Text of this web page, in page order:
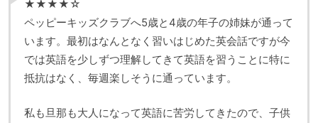
★★★★☆
ペッピーキッズクラブへ5歳と4歳の年子の姉妹が通って
います。最初はなんとなく習いはじめた英会話ですが今
では英語を少しずつ理解してきて英語を習うことに特に
抵抗はなく、毎週楽しそうに通っています。
私も旦那も大人になって英語に苦労してきたので、子供